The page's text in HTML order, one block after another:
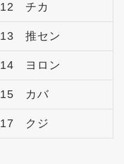
12 チカ
13 推セン
14 ヨロン
15 カバ
17 クジ